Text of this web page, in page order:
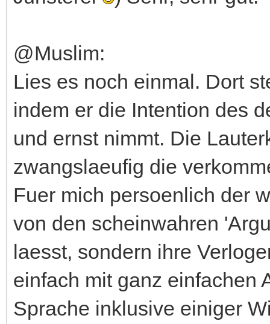
@Muslim:
Lies es noch einmal. Dort
indem er die Intention des
und ernst nimmt. Die
zwangslaeufig die
Fuer mich persoenlich der
von den scheinwahren
laesst, sondern ihre
einfach mit ganz einfachen
Sprache inklusive einiger